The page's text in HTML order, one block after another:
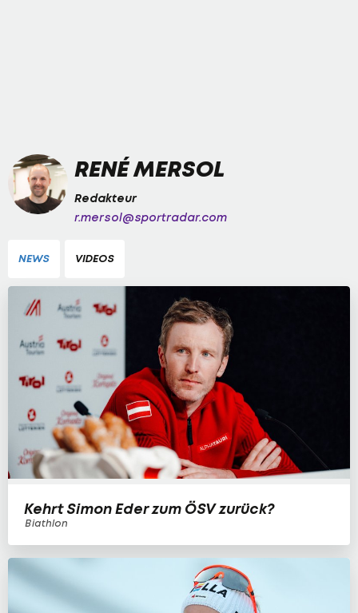
RENÉ MERSOL
Redakteur
r.mersol@sportradar.com
NEWS VIDEOS
Kehrt Simon Eder zum ÖSV zurück?
Biathlon